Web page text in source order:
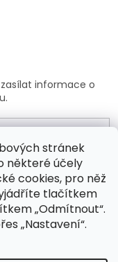
stránek
některé účely
cookies, pro něž
tlačítkem
„Odmítnout“.
„Nastavení“.
informace o
podmínkami .